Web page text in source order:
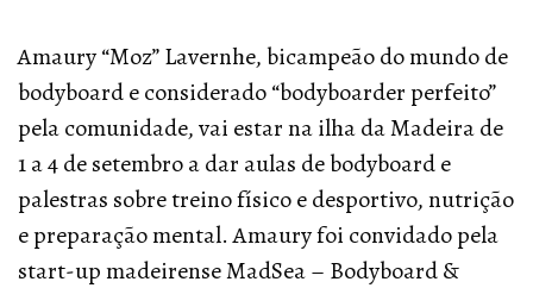
Amaury “Moz” Lavernhe, bicampeão do mundo de
bodyboard e considerado “bodyboarder perfeito”
pela comunidade, vai estar na ilha da Madeira de
1 a 4 de setembro a dar aulas de bodyboard e
palestras sobre treino físico e desportivo, nutrição
e preparação mental. Amaury foi convidado pela
start-up madeirense MadSea – Bodyboard &